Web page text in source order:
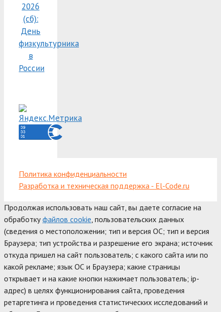
2026
(сб):
День
физкультурника
в
России
Политика конфиденциальности
Разработка и техническая поддержка - El-Code.ru
Продолжая использовать наш сайт, вы даете согласие на
обработкуфайлов cookie , пользовательских данных
(сведения о местоположении; тип и версия ОС; тип и версия
Браузера; тип устройства и разрешение его экрана; источник
откуда пришел на сайт пользователь; с какого сайта или по
какой рекламе; язык ОС и Браузера; какие страницы
открывает и на какие кнопки нажимает пользователь; ip-
адрес) в целях функционирования сайта, проведения
ретаргетинга и проведения статистических исследований и